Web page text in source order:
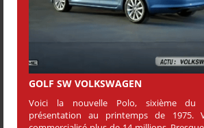
GOLF SW VOLKSWAGEN
Voici la nouvelle Polo, sixième du
présentation au printemps de 1975.